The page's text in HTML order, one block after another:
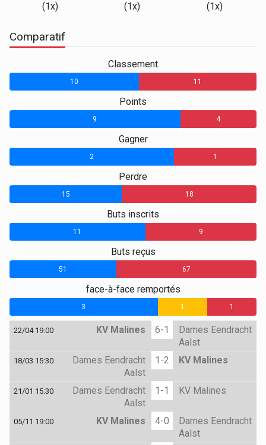
(1x)
(1x)
(1x)
Comparatif
Classement
10 11
Points
9 4
Gagner
2 1
Perdre
15 18
Buts inscrits
11 9
Buts reçus
51 67
face-à-face remportés
3 1 1
22/04 19:00 KV Malines 6-1
Dames Eendracht
Aalst
18/03 15:30
Dames Eendracht
Aalst
1-2 KV Malines
21/01 15:30
Dames Eendracht
Aalst
1-1 KV Malines
05/11 19:00 KV Malines 4-0
Dames Eendracht
Aalst